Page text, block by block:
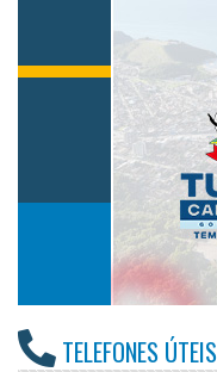
TELEFONES ÚTEIS